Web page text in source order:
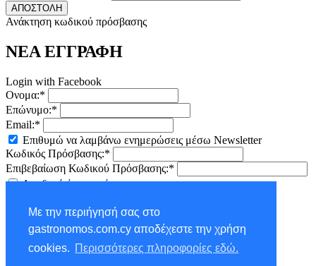
Με την περιήγησή σας στο
gastronomos.com.cy αποδέχεστε την χρήση
cookies. Περισσότερες πληροφορίες εδώ.
ΑΠΟΣΤΟΛΗ
Ανάκτηση κωδικού πρόσβασης
ΝΕΑ ΕΓΓΡΑΦΗ
Login with Facebook
Ονομα:*
Επώνυμο:*
Email:*
Επιθυμώ να λαμβάνω ενημερώσεις μέσω Newsletter
Κωδικός Πρόσβασης:*
Επιβεβαίωση Κωδικού Πρόσβασης:*
Αποδοχήόρων χρήσης
NEWSLETTER - ΕΓΓΡΑΦΗ